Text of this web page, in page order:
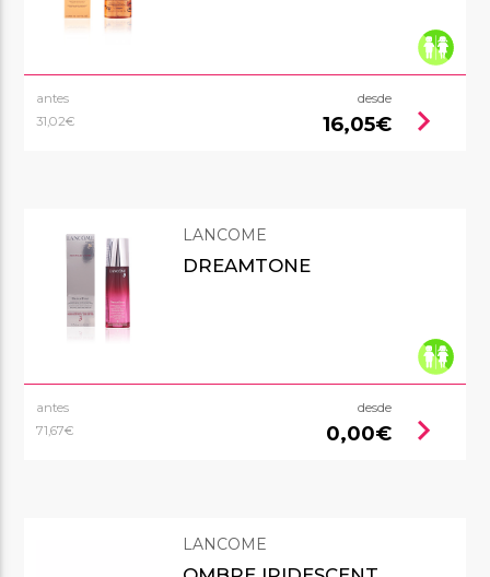
antes
31,02€
desde
16,05€ chevron_right
LANCOME
DREAMTONE
antes
71,67€
desde
0,00€ chevron_right
LANCOME